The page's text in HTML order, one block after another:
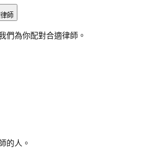
師
們為你配對合適律師。
的人。